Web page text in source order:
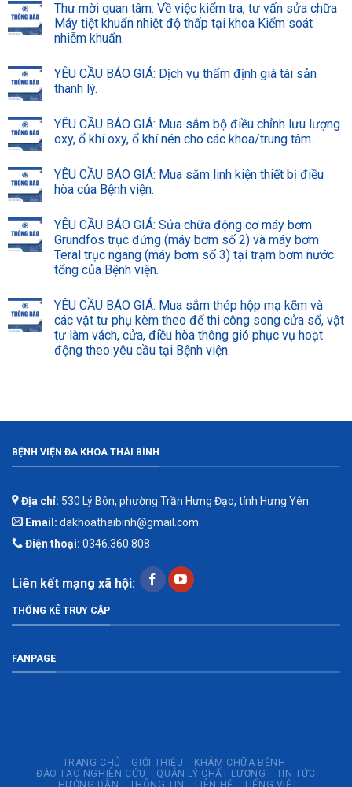
Thư mời quan tâm: Về việc kiểm tra, tư vấn sửa chữa
Máy tiệt khuẩn nhiệt độ thấp tại khoa Kiểm soát
nhiễm khuẩn.
YÊU CẦU BÁO GIÁ: Dịch vụ thẩm định giá tài sản
thanh lý.
YÊU CẦU BÁO GIÁ: Mua sắm bộ điều chỉnh lưu lượng
oxy, ổ khí oxy, ổ khí nén cho các khoa/trung tâm.
YÊU CẦU BÁO GIÁ: Mua sắm linh kiện thiết bị điều
hòa của Bệnh viện.
YÊU CẦU BÁO GIÁ: Sửa chữa động cơ máy bơm
Grundfos trục đứng (máy bơm số 2) và máy bơm
Teral trục ngang (máy bơm số 3) tại trạm bơm nước
tổng của Bệnh viện.
YÊU CẦU BÁO GIÁ: Mua sắm thép hộp mạ kẽm và
các vật tư phụ kèm theo để thi công song cửa sổ, vật
tư làm vách, cửa, điều hòa thông gió phục vụ hoạt
động theo yêu cầu tại Bệnh viện.
BỆNH VIỆN ĐA KHOA THÁI BÌNH
Địa chỉ: 530 Lý Bôn, phường Trần Hưng Đạo, tỉnh Hưng Yên
Email: dakhoathaibinh@gmail.com
Điện thoại: 0346.360.808
Liên kết mạng xã hội:
THỐNG KÊ TRUY CẬP
FANPAGE
TRANG CHỦ GIỚI THIỆU
KHÁM CHỮA BỆNH
ĐÀO TẠO NGHIÊN CỨU
QUẢN LÝ CHẤT LƯỢNG
TIN TỨC